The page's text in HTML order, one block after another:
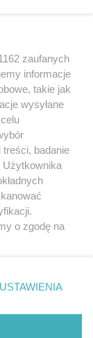
HOSTING
KONTAKT
i kultura
wydarzeń
miasta
zaufanych
informacje
takie jak
wysyłane
badanie
Użytkownika
o zgodę na
. Niektóre
tylko
USTAWIENIA